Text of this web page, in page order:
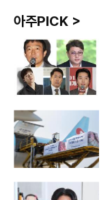
아주PICK >